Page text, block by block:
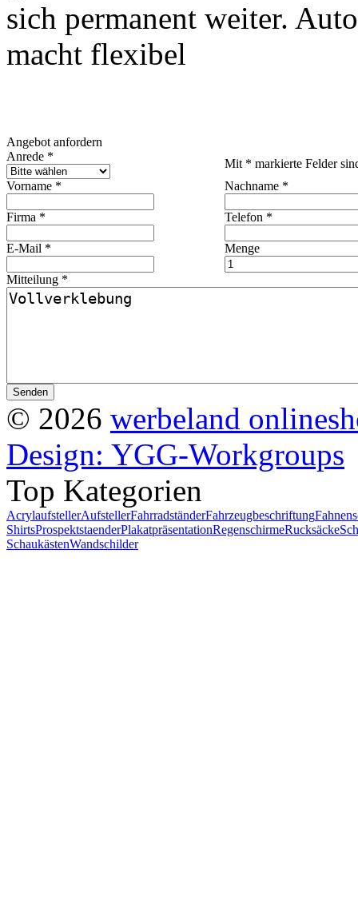
sich permanent weiter.
macht flexibel
Angebot anfordern
Anrede *
Mit * markierte Felder
Vorname *
Nachname *
Firma * Telefon *
E-Mail * Menge
Mitteilung *
© 2026 werbeland
Design: YGG-Workgroups
Top Kategorien
AcrylaufstellerAufstellerFahrradständerFahrzeugbeschriftung
ShirtsProspektstaenderPlakatpräsentationRegenschirmeRucksäcke
SchaukästenWandschilder